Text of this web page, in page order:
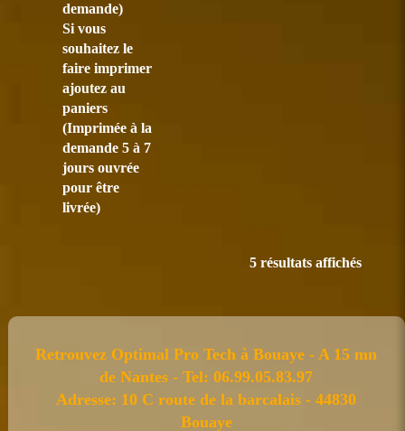
demande)
Si vous
souhaitez le
faire imprimer
ajoutez au
paniers
(Imprimée à la
demande 5 à 7
jours ouvrée
pour être
livrée)
5 résultats affichés
Retrouvez Optimal Pro Tech à Bouaye - A 15 mn
de Nantes - Tel: 06.99.05.83.97
Adresse: 10 C route de la barcalais - 44830
Bouaye